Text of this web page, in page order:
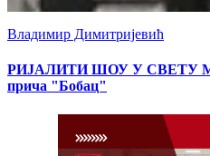
Владимир Димитријевић
РИЈАЛИТИ ШОУ У СВЕТУ
прича "Бобац"